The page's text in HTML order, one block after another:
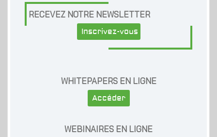
RECEVEZ NOTRE NEWSLETTER
Inscrivez-vous
WHITEPAPERS EN LIGNE
Accéder
WEBINAIRES EN LIGNE